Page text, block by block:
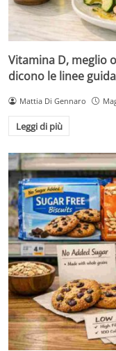
Vitamina D, meglio
dicono le linee guida
Mattia Di Gennaro
Leggi di più